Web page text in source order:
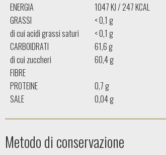
ENERGIA
1047 KJ / 247 KCAL
GRASSI
< 0,1 g
di cui acidi grassi saturi
< 0,1 g
CARBOIDRATI
61,6 g
di cui zuccheri
60,4 g
FIBRE
PROTEINE
0,7 g
SALE
0,04 g
Metodo di conservazione